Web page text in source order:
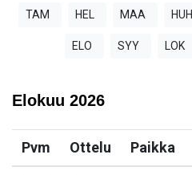
TAM HEL MAA HUH
ELO SYY LOK
Elokuu 2026
Pvm Ottelu Paikka